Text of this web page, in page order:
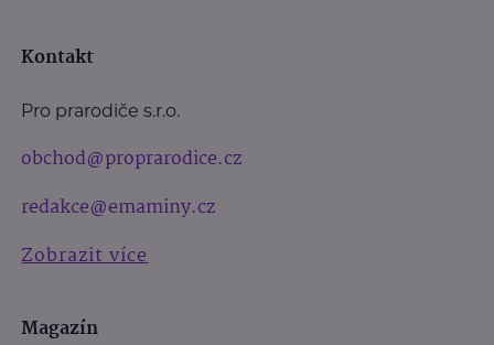
Kontakt
Pro prarodiče s.r.o.
obchod@proprarodice.cz
redakce@emaminy.cz
Zobrazit více
Magazín